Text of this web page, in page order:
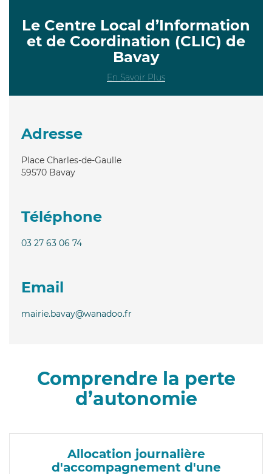
Le Centre Local d’Information
et de Coordination (CLIC) de
Bavay
En Savoir Plus
Adresse
Place Charles-de-Gaulle
59570 Bavay
Téléphone
03 27 63 06 74
Email
mairie.bavay@wanadoo.fr
Comprendre la perte
d’autonomie
Allocation journalière
d'accompagnement d'une